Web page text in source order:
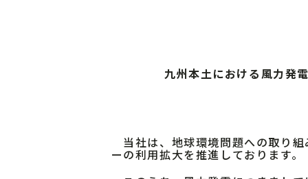
九州本土における風力発
当社は、地球環境問題への取り
ーの利用拡大を推進しております。